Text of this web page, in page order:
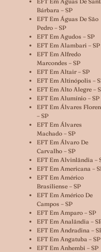
Bárbara – SP
EFT Em Águas De São
Pedro – SP
EFT Em Agudos – SP
EFT Em Alambari – SP
EFT Em Alfredo
Marcondes – SP
EFT Em Altair – SP
EFT Em Altinópolis –
EFT Em Alto Alegre –
EFT Em Alumínio – SP
EFT Em Álvares
– SP
EFT Em Álvares
Machado – SP
EFT Em Álvaro De
Carvalho – SP
EFT Em Alvinlândia –
EFT Em Americana –
EFT Em Américo
Brasiliense – SP
EFT Em Américo De
Campos – SP
EFT Em Amparo – SP
EFT Em Analândia –
EFT Em Andradina –
EFT Em Angatuba – SP
EFT Em Anhembi – SP